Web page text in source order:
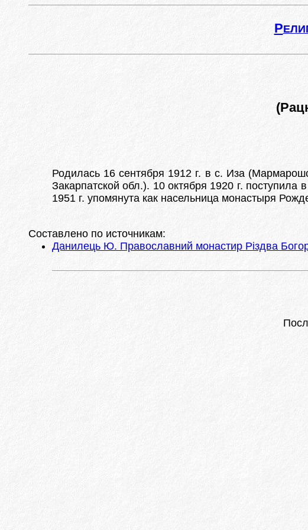
Р
Родилась 16 сентября 1912 г. в с. Иза
Закарпатской обл.). 10 октября 1920 г.
1951 г. упомянута как насельница монастыря
Составлено по источникам:
Данилець Ю. Православний монастир Різдва